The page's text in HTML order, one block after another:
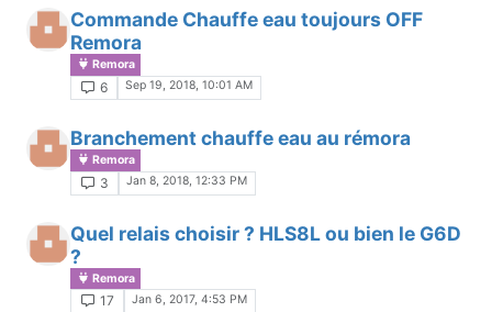
Commande Chauffe eau toujours OFF
Remora
Remora
6 Sep 19, 2018, 10:01 AM
Branchement chauffe eau au rémora
Remora
3 Jan 8, 2018, 12:33 PM
Quel relais choisir ? HLS8L ou bien le G6D
?
Remora
17 Jan 6, 2017, 4:53 PM